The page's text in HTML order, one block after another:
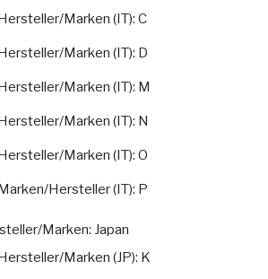
Marken (IT): C
Marken (IT): D
Marken (IT): M
Marken (IT): N
Marken (IT): O
Hersteller (IT): P
Marken: Japan
Marken (JP): K